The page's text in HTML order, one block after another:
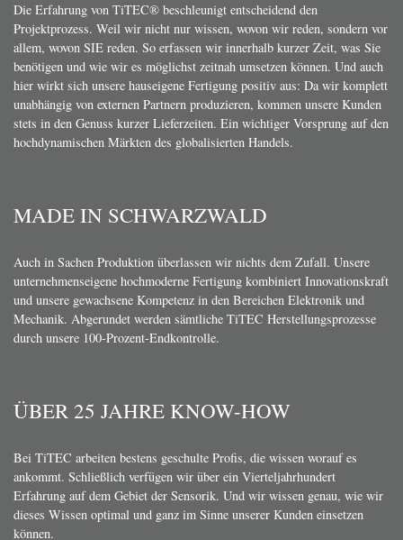
Die Erfahrung von TiTEC® beschleunigt entscheidend den
Projektprozess. Weil wir nicht nur wissen, wovon wir reden, sondern vor
allem, wovon SIE reden. So erfassen wir innerhalb kurzer Zeit, was Sie
benötigen und wie wir es möglichst zeitnah umsetzen können. Und auch
hier wirkt sich unsere hauseigene Fertigung positiv aus: Da wir komplett
unabhängig von externen Partnern produzieren, kommen unsere Kunden
stets in den Genuss kurzer Lieferzeiten. Ein wichtiger Vorsprung auf den
hochdynamischen Märkten des globalisierten Handels.
MADE IN SCHWARZWALD
Auch in Sachen Produktion überlassen wir nichts dem Zufall. Unsere
unternehmenseigene hochmoderne Fertigung kombiniert Innovationskraft
und unsere gewachsene Kompetenz in den Bereichen Elektronik und
Mechanik. Abgerundet werden sämtliche TiTEC Herstellungsprozesse
durch unsere 100-Prozent-Endkontrolle.
ÜBER 25 JAHRE KNOW-HOW
Bei TiTEC arbeiten bestens geschulte Profis, die wissen worauf es
ankommt. Schließlich verfügen wir über ein Vierteljahrhundert
Erfahrung auf dem Gebiet der Sensorik. Und wir wissen genau, wie wir
dieses Wissen optimal und ganz im Sinne unserer Kunden einsetzen
können.